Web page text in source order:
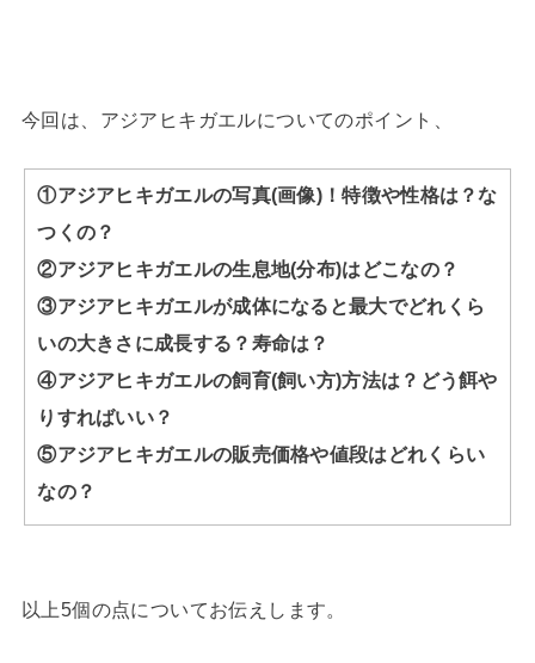
今回は、アジアヒキガエルについてのポイント、
①アジアヒキガエルの写真(画像)！特徴や性格は？な
つくの？
②アジアヒキガエルの生息地(分布)はどこなの？
③アジアヒキガエルが成体になると最大でどれくら
いの大きさに成長する？寿命は？
④アジアヒキガエルの飼育(飼い方)方法は？どう餌や
りすればいい？
⑤アジアヒキガエルの販売価格や値段はどれくらい
なの？
以上5個の点についてお伝えします。